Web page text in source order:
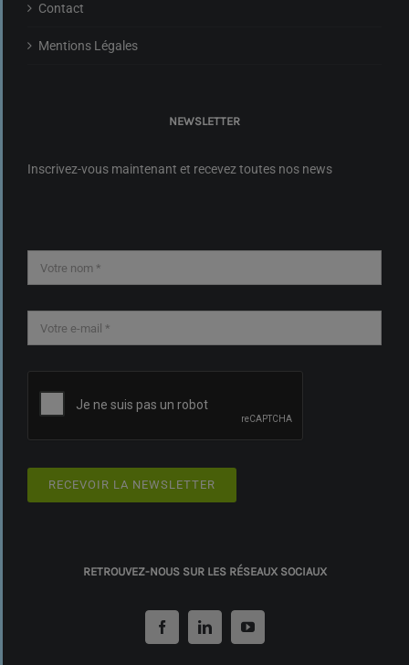
Contact
Mentions Légales
NEWSLETTER
Inscrivez-vous maintenant et recevez toutes nos news
RECEVOIR LA NEWSLETTER
RETROUVEZ-NOUS SUR LES RÉSEAUX SOCIAUX